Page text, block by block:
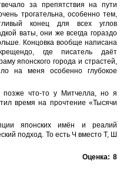
за препятствия на пути
трогательна, особенно тем,
конец для всех углов
ваты, они же всегда гораздо
Концовка вообще написана
где писатель даёт
японского города и страстей,
на меня особенно глубокое
что-то у Митчелла, но я
время на прочтение «Тысячи
японских имён и реалий
подход. То есть Ч вместо Т, Ш
Оценка: 8